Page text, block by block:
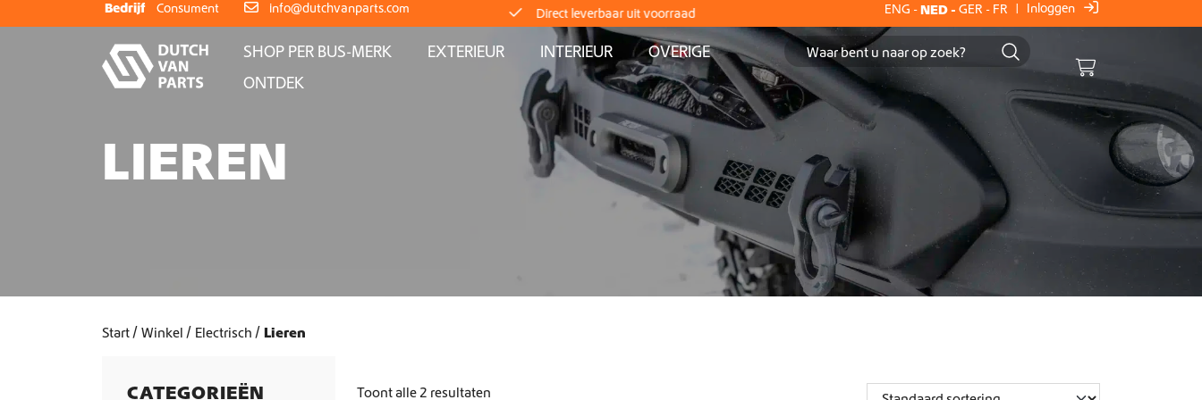
Bedrijf Consument
info@dutchvanparts.com
Wereldwijde verzending
Crafter en Sprinter campervan-uitrusting
Direct leverbaar uit voorraad
Wereldwijde verzending
Crafter en Sprinter campervan-uitrusting
ENG -NED- GER - FR | Inloggen
SHOP PER BUS-MERK EXTERIEUR INTERIEUR
OVERIGE
ONTDEK
Cart
LIEREN
Start Winkel Electrisch Lieren
CATEGORIEËN Toont alle 2 resultaten